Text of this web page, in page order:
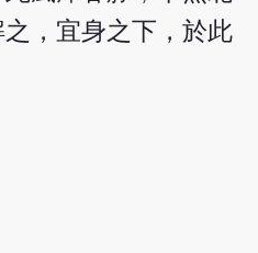
，宜身之下，於此